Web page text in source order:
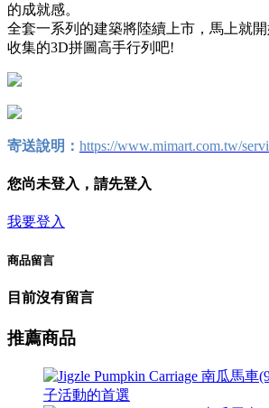
的成就感。
全套一系列的建築將陸續上市，馬上就
收集的3D拼圖高手行列吧!
寄送說明： https://www.mimart.com.tw/
您尚未登入，請先登入
我要登入
商品留言
目前沒有留言
推薦商品